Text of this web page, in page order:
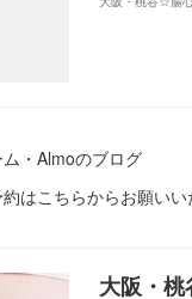
・Almoのブログ
はこちらからお願い